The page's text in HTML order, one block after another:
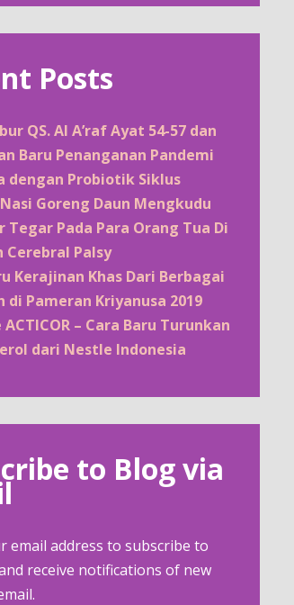
Posts
QS. Al A’raf Ayat 54-57 dan
Baru Penanganan Pandemi
dengan Probiotik Siklus
Goreng Daun Mengkudu
Tegar Pada Para Orang Tua Di
Cerebral Palsy
Kerajinan Khas Dari Berbagai
di Pameran Kriyanusa 2019
– Cara Baru Turunkan
dari Nestle Indonesia
to Blog via
email address to subscribe to
receive notifications of new